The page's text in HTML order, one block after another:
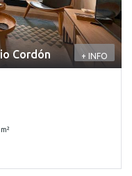
Cordón + INFO